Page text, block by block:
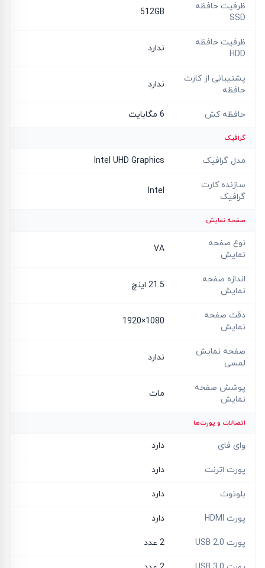
ظرفیت حافظه
SSD
512GB
ظرفیت حافظه
HDD
ندارد
پشتیبانی از کارت
حافظه
ندارد
حافظه کش 6 مگابایت
گرافیک
مدل گرافیک Intel UHD Graphics
سازنده کارت
گرافیک
Intel
صفحه نمایش
نوع صفحه
نمایش
VA
اندازه صفحه
نمایش
21.5 اینچ
دقت صفحه
نمایش
1080×1920
صفحه نمایش
لمسی
ندارد
پوشش صفحه
نمایش
مات
اتصالات و پورت‌ها
وای فای دارد
پورت اترنت دارد
بلوتوث دارد
پورت HDMI دارد
پورت USB 2.0 2 عدد